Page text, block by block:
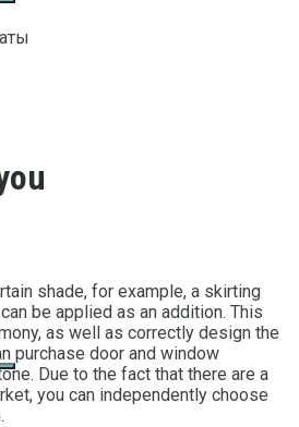
shade, for example, a skirting
be applied as an addition. This
as well as correctly design the
purchase door and window
Due to the fact that there are a
you can independently choose